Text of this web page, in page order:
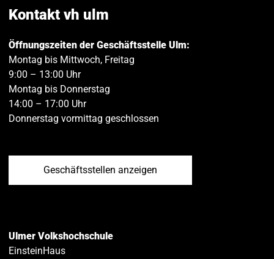
Kontakt vh ulm
Öffnungszeiten der Geschäftsstelle Ulm:
Montag bis Mittwoch, Freitag
9:00 – 13:00 Uhr
Montag bis Donnerstag
14:00 – 17:00 Uhr
Donnerstag vormittag geschlossen
Geschäftsstellen anzeigen
Ulmer Volkshochschule
EinsteinHaus